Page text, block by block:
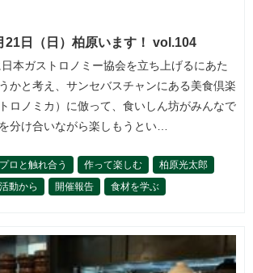
21日（日）柏原います！ vol.104
本ガストロノミー協会を立ち上げるにあた
かと考え、サンセバスチャンにある美食倶楽
ロノミカ）に倣って、食いしん坊がみんなで
分け合いながら楽しもうとい…
プロと触れ合う 作って楽しむ
柏原光太郎
動から 開催報告 食材を学ぶ